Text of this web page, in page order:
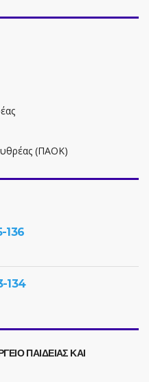
(ΠΑΟΚ)
136
134
ΠΑΙΔΕΙΑΣ ΚΑΙ